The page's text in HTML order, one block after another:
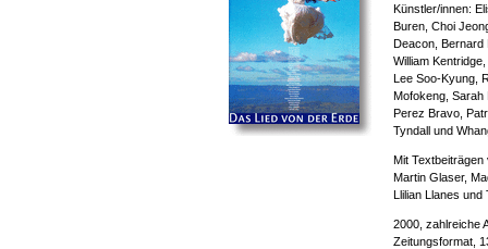
Künstler/innen:
Buren, Choi
Deacon, Bernard
William
Lee Soo-Kyung,
Mofokeng,
Perez Bravo,
Tyndall und
Mit Textbeiträgen
Martin Glaser,
Llilian Llanes und
2000, zahlreiche
Zeitungsformat,